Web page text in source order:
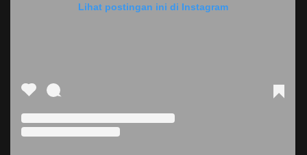
Lihat postingan ini di Instagram